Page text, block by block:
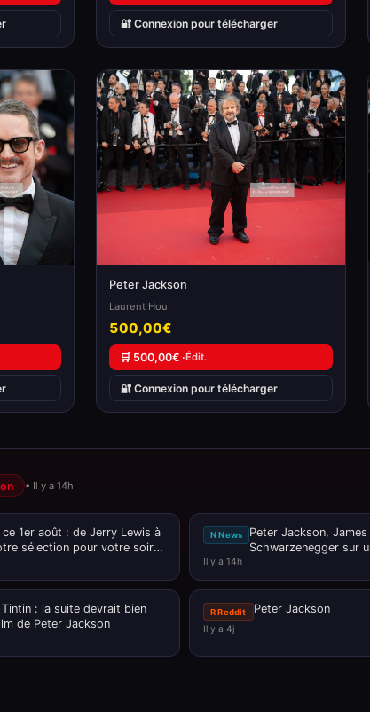
🔐 Connexion pour télécharger
Peter Jackson
Laurent Hou
500,00€
🛒 500,00€ ·Édit.
🔐 Connexion pour télécharger
• Il y a 14h
1er août : de Jerry Lewis à
sélection pour votre soirée
N News
Peter Jackson,
Schwarzenegger sur
Il y a 14h
: la suite devrait bien
de Peter Jackson
R Reddit Peter Jackson
Il y a 4j